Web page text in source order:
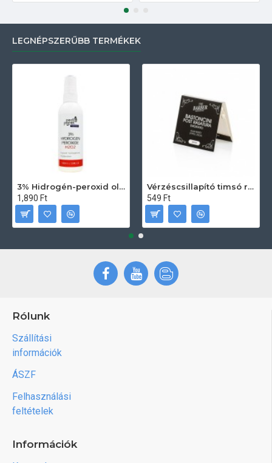
LEGNÉPSZERŰBB TERMÉKEK
3% Hidrogén-peroxid oldat (sebfertőtlenítő) 100ml
1,890 Ft
Vérzéscsillapító timsó rúd 20db
549 Ft
Rólunk
Szállítási
információk
ÁSZF
Felhasználási
feltételek
Információk